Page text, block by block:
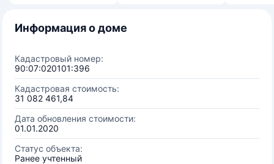
Информация о доме
Кадастровый номер:
90:07:020101:396
Кадастровая стоимость:
31 082 461,84
Дата обновления стоимости:
01.01.2020
Статус объекта:
Ранее учтенный